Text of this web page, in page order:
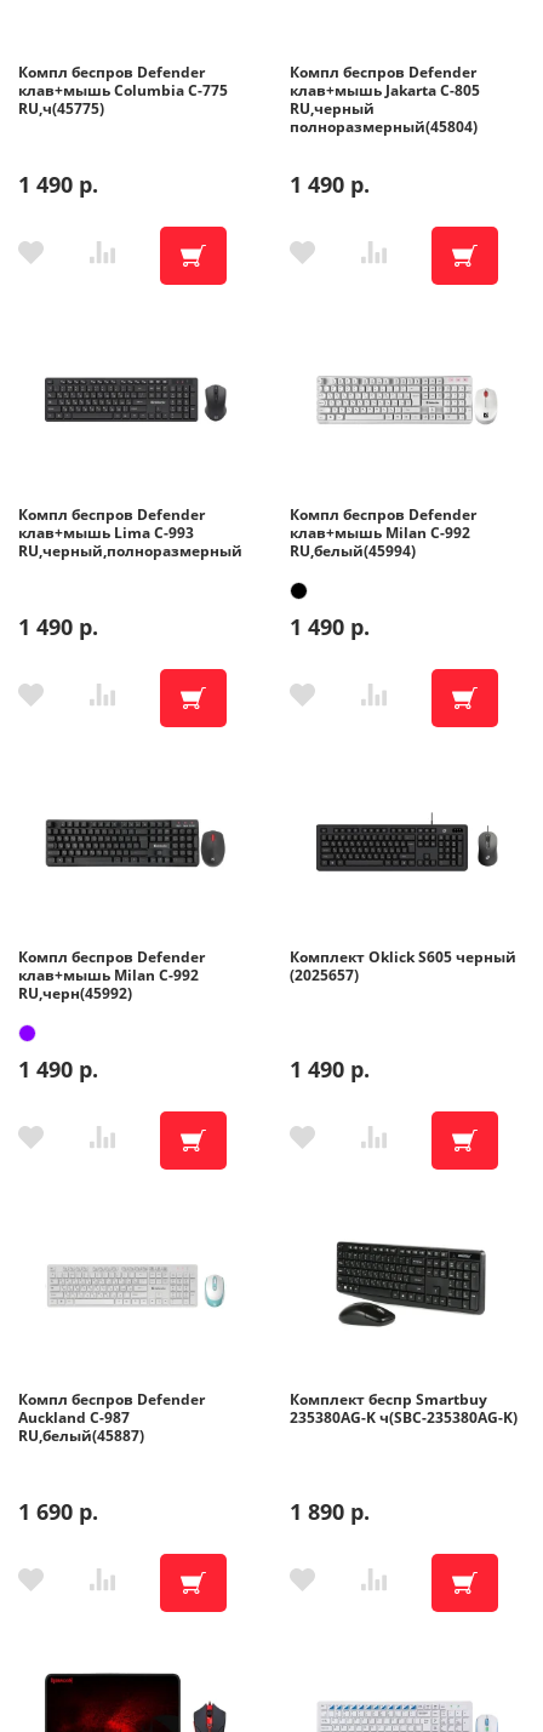
Компл беспров Defender
клав+мышь Columbia C-775
RU,ч(45775)
1 490 р.
Компл беспров Defender
клав+мышь Jakarta C-805
RU,черный
полноразмерный(45804)
1 490 р.
Компл беспров Defender
клав+мышь Lima C-993
RU,черный,полноразмерный
1 490 р.
Компл беспров Defender
клав+мышь Milan C-992
RU,белый(45994)
1 490 р.
Компл беспров Defender
клав+мышь Milan C-992
RU,черн(45992)
1 490 р.
Комплект Oklick S605 черный
(2025657)
1 490 р.
Компл беспров Defender
Auckland C-987
RU,белый(45887)
1 690 р.
Комплект беспр Smartbuy
235380AG-K ч(SBC-235380AG-K)
1 890 р.